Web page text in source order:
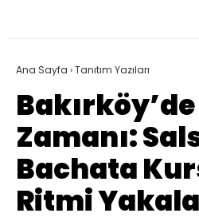
Ana Sayfa ›Tanıtım Yazıları
Zamanı:
Bachata
Ritmi